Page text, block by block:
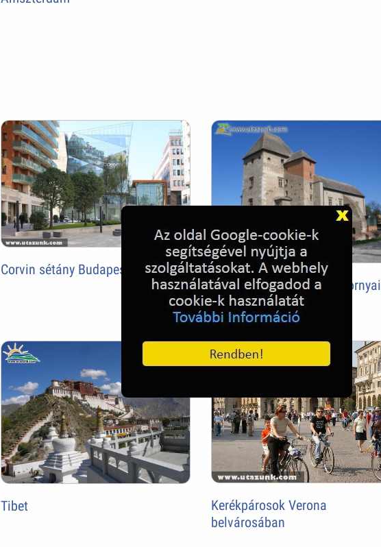
Corvin sétány Budapest
Magyarországon: Simontornyai
vár
Tibet
Kerékpárosok Verona
belvárosában